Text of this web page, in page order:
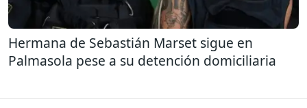
Hermana de Sebastián Marset sigue en
Palmasola pese a su detención domiciliaria